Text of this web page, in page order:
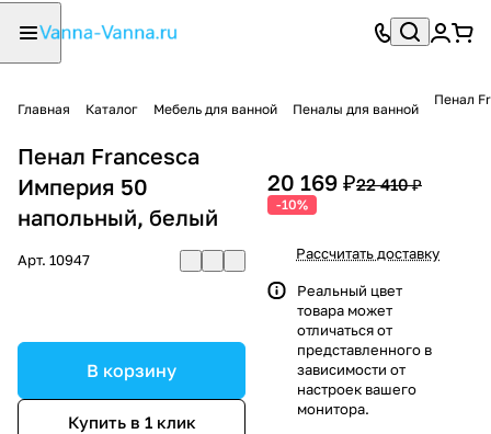
Главная Каталог Мебель для ванной Пеналы для ванной
Пенал
Пенал Francesca
Империя 50
напольный, белый
Арт. 10947
В корзину
Купить в 1 клик
20 169 ₽22 410 ₽
-10%
Рассчитать доставку
Реальный цвет
товара может
отличаться от
представленного в
зависимости от
настроек вашего
монитора.